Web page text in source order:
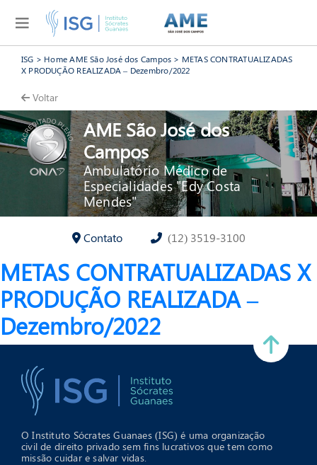
ISG > Home AME São José dos Campos > METAS CONTRATUALIZADAS
X PRODUÇÃO REALIZADA – Dezembro/2022
Voltar
AME São José dos
Campos
Ambulatório Médico de
Especialidades "Edy Costa
Mendes"
Contato (12) 3519-3100
METAS CONTRATUALIZADAS X
PRODUÇÃO REALIZADA –
Dezembro/2022
O Instituto Sócrates Guanaes (ISG) é uma organização
civil de direito privado sem fins lucrativos que tem como
missão cuidar e salvar vidas.